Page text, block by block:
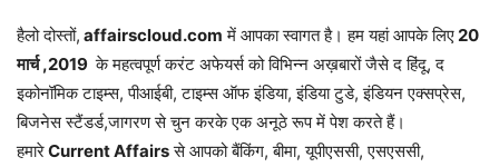
हैलो दोस्तों, affairscloud.com में आपका स्वागत है। हम यहां आपके लिए 20
मार्च ,2019 के महत्वपूर्ण करंट अफेयर्स को विभिन्न अख़बारों जैसे द हिंदू, द
इकोनॉमिक टाइम्स, पीआईबी, टाइम्स ऑफ इंडिया, इंडिया टुडे, इंडियन एक्सप्रेस,
बिजनेस स्टैंडर्ड,जागरण से चुन करके एक अनूठे रूप में पेश करते हैं।
हमारेCurrent Affairsसे आपको बैंकिंग, बीमा, यूपीएससी, एसएससी,